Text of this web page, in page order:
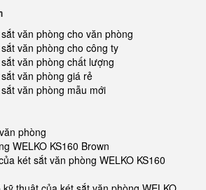
văn phòng cho văn phòng
văn phòng cho công ty
văn phòng chất lượng
văn phòng giá rẻ
văn phòng mẫu mới
phòng
WELKO KS160 Brown
két sắt văn phòng WELKO KS160